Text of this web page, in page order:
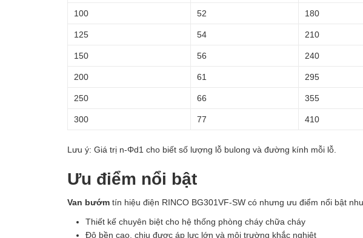
100 52 180
125 54 210
150 56 240
200 61 295
250 66 355
300 77 410
Lưu ý: Giá trị n-Φd1 cho biết số lượng lỗ bulong và đường kính mỗi lỗ.
Ưu điểm nổi bật
Van bướmtín hiệu điện RINCO BG301VF-SW có nhưng ưu điểm nổi bật
Thiết kế chuyên biệt cho hệ thống phòng cháy chữa cháy
Độ bền cao, chịu được áp lực lớn và môi trường khắc nghiệt